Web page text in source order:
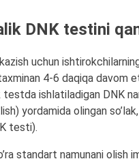
DNK testini
uchun
4-6 daqiqa davom
ishlatiladigan DNK
yordamida olingan
testi).
standart namunani olish